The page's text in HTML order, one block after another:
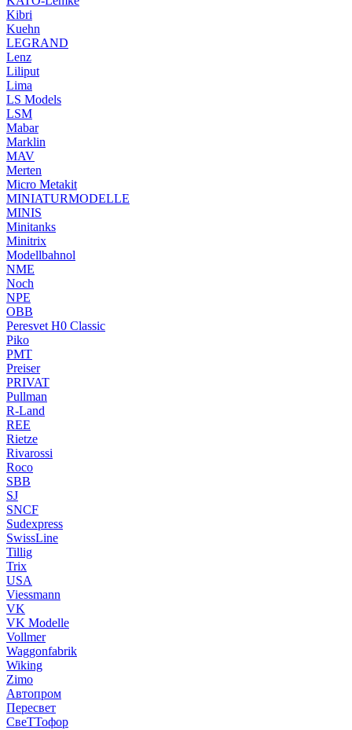
Kibri
Kuehn
LEGRAND
Lenz
Liliput
Lima
LS Models
LSM
Mabar
Marklin
MAV
Merten
Micro Metakit
MINIATURMODELLE
MINIS
Minitanks
Minitrix
Modellbahnol
NME
Noch
NPE
OBB
Peresvet H0 Classic
Piko
PMT
Preiser
PRIVAT
Pullman
R-Land
REE
Rietze
Rivarossi
Roco
SBB
SJ
SNCF
Sudexpress
SwissLine
Tillig
Trix
USA
Viessmann
VK
VK Modelle
Vollmer
Waggonfabrik
Wiking
Zimo
Автопром
Пересвет
СвеТТофор